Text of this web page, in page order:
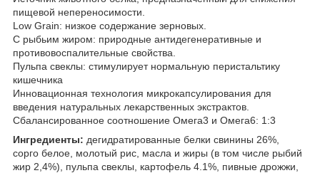
пищевой непереносимости.
Low Grain: низкое содержание зерновых.
С рыбьим жиром: природные антидегенеративные и
противовоспалительные свойства.
Пульпа свеклы: стимулирует нормальную перистальтику
кишечника
Инновационная технология микрокапсулирования для
введения натуральных лекарственных экстрактов.
Сбалансированное соотношение Омега3 и Омега6: 1:3
Ингредиенты: дегидратированные белки свинины 26%,
сорго белое, молотый рис, масла и жиры (в том числе рыбий
жир 2,4%), пульпа свеклы, картофель 4.1%, пивные дрожжи,